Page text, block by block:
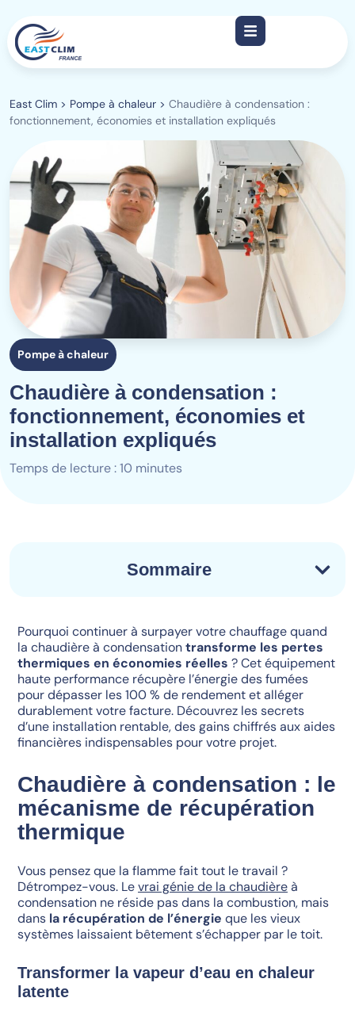
East Clim > Pompe à chaleur > Chaudière à condensation :
fonctionnement, économies et installation expliqués
Pompe à chaleur
Chaudière à condensation :
fonctionnement, économies et
installation expliqués
Temps de lecture : 10 minutes
Sommaire
Pourquoi continuer à surpayer votre chauffage quand
la chaudière à condensationtransforme les pertes
thermiques en économies réelles ? Cet équipement
haute performance récupère l’énergie des fumées
pour dépasser les 100 % de rendement et alléger
durablement votre facture. Découvrez les secrets
d’une installation rentable, des gains chiffrés aux aides
financières indispensables pour votre projet.
Chaudière à condensation : le
mécanisme de récupération
thermique
Vous pensez que la flamme fait tout le travail ?
Détrompez-vous. Levrai génie de la chaudièreà
condensation ne réside pas dans la combustion, mais
dans la récupération de l’énergie que les vieux
systèmes laissaient bêtement s’échapper par le toit.
Transformer la vapeur d’eau en chaleur
latente